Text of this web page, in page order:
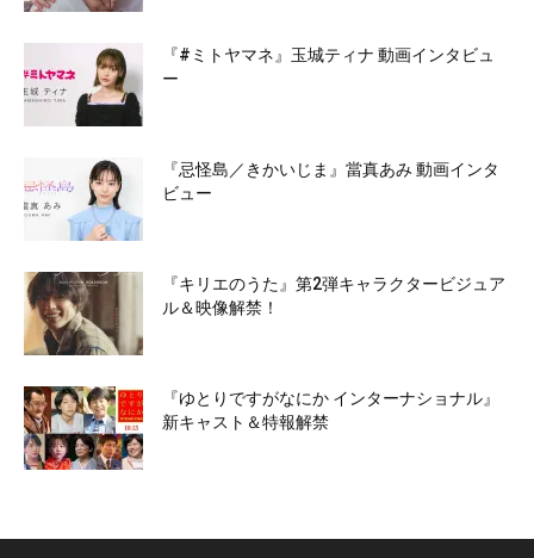
『#ミトヤマネ』玉城ティナ 動画インタビュ
ー
『忌怪島／きかいじま』當真あみ 動画インタ
ビュー
『キリエのうた』第2弾キャラクタービジュア
ル＆映像解禁！
『ゆとりですがなにか インターナショナル』
新キャスト＆特報解禁